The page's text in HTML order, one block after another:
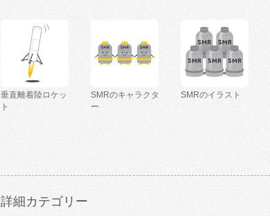
垂直離着陸ロケッ
ト
SMRのキャラクタ
ー
SMRのイラスト
詳細カテゴリー